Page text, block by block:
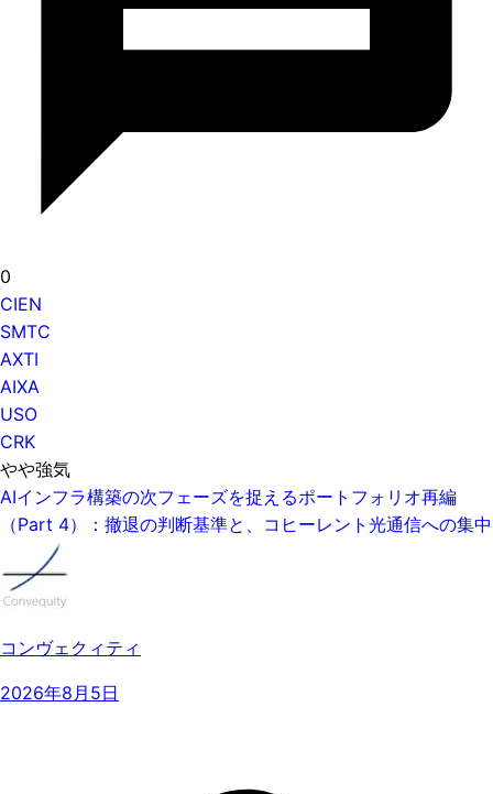
0
CIEN
SMTC
AXTI
AIXA
USO
CRK
やや強気
AIインフラ構築の次フェーズを捉えるポートフォリオ再編
（Part 4）：撤退の判断基準と、コヒーレント光通信への集中
コンヴェクィティ
2026年8月5日